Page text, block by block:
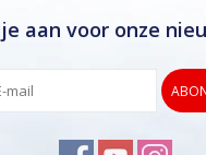
aan voor onze